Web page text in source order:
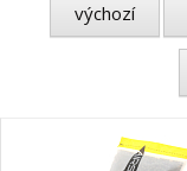
výchozí